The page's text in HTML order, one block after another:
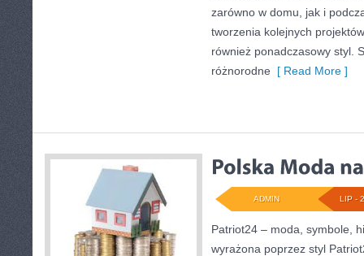
zarówno w domu, jak i
tworzenia kolejnych
również ponadczasowy styl.
różnorodne [ Read More ]
LIP -
ADMIN
Patriot24 – moda, symbole,
wyrażona poprzez styl